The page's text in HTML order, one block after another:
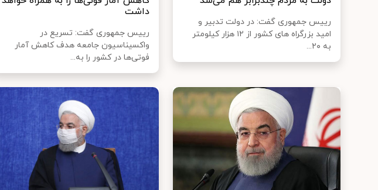
رییس جمهوری گفت: در دولت تدبیر و
امید بزرگراه های کشور از ۱۲ هزار کیلومتر
به ۲۰...
داشت
رییس جمهوری گفت: تسریع در
واکسیناسیون جامعه هدف کاهش آمار
فوتی‌ها در کشور را به...